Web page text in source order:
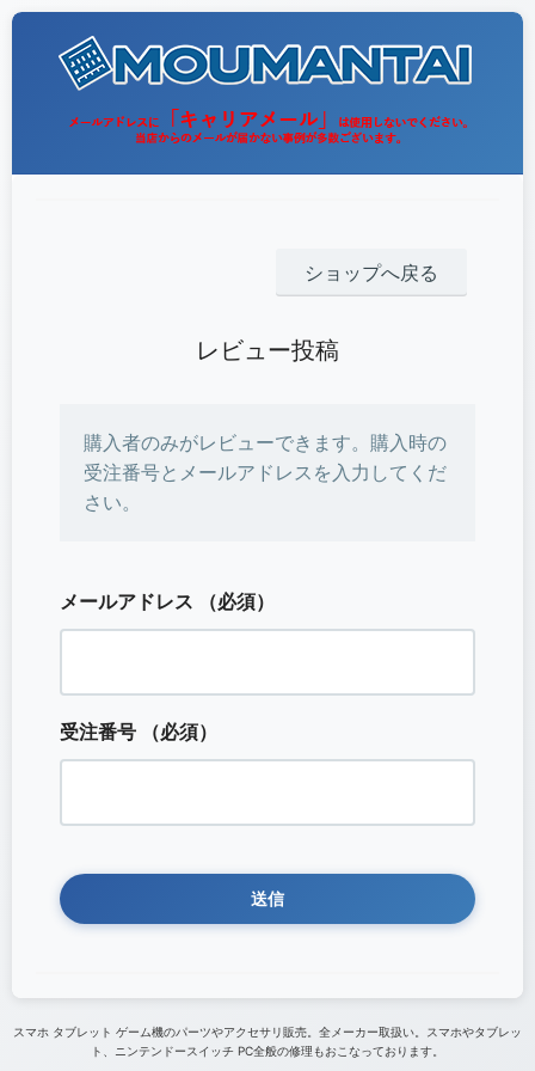
ショップへ戻る
レビュー投稿
購入者のみがレビューできます。購入時の
受注番号とメールアドレスを入力してくだ
さい。
メールアドレス （必須）
受注番号 （必須）
スマホ タブレット ゲーム機のパーツやアクセサリ販売。全メーカー取扱い。スマホやタブレッ
ト、ニンテンドースイッチ PC全般の修理もおこなっております。